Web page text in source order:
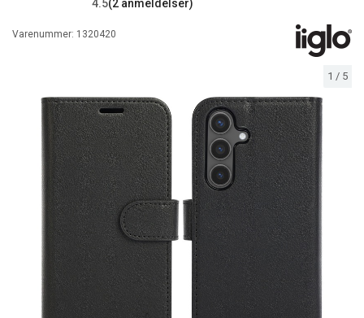
1 / 5
4.5(2 anmeldelser)
Varenummer: 1320420